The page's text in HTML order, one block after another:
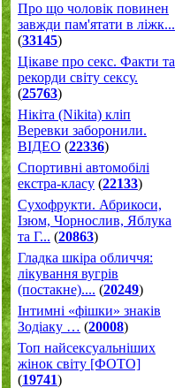
Про що чоловік повинен
завжди пам'ятати в ліжк...
(33145)
Цікаве про секс. Факти та
рекорди світу сексу.
(25763)
Нікіта (Nikita) кліп
Веревки заборонили.
ВІДЕО (22336)
Спортивні автомобілі
екстра-класу (22133)
Cухофрукти. Абрикоси,
Ізюм, Чорнослив, Яблука
та Г... (20863)
Гладка шкіра обличчя:
лікування вугрів
(постакне).... (20249)
Інтимні «фішки» знаків
Зодіаку … (20008)
Топ найсексуальніших
жінок світу [ФОТО]
(19741)